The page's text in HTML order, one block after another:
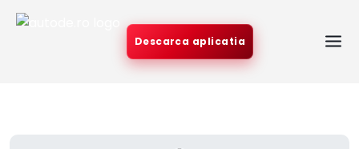
Descarca aplicatia